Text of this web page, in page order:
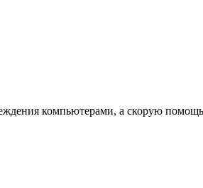
компьютерами, а скорую